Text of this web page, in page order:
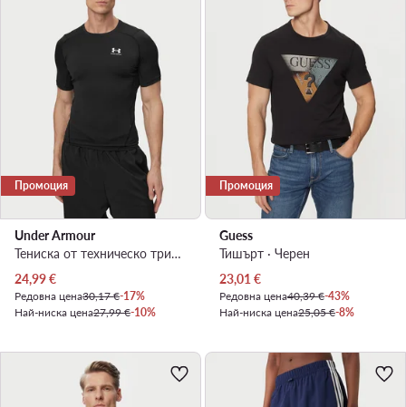
Промоция
Under Armour
Тениска от техническо трико · Черен
Актуална цена
24,99€
Редовна цена30,17 €-17%
Най-ниска цена27,99 €-10%
Промоция
Guess
Тишърт · Черен
Актуална цена
23,01 €
Редовна цена40,39 €-43%
Най-ниска цена25,05 €-8%